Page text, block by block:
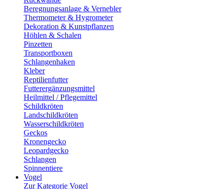
Beregnungsanlage & Vernebler
Thermometer & Hygrometer
Dekoration & Kunstpflanzen
Höhlen & Schalen
Pinzetten
Transportboxen
Schlangenhaken
Kleber
Reptilienfutter
Futterergänzungsmittel
Heilmittel / Pflegemittel
Schildkröten
Landschildkröten
Wasserschildkröten
Geckos
Kronengecko
Leopardgecko
Schlangen
Spinnentiere
Vogel
Zur Kategorie Vogel